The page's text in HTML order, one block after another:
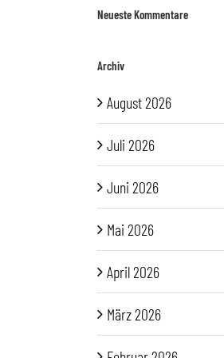
Neueste Kommentare
Archiv
August 2026
Juli 2026
Juni 2026
Mai 2026
April 2026
März 2026